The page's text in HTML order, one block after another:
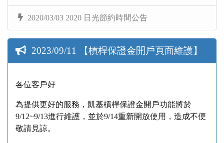
2020/03/03 2020 日光節約時間公告
2023/09/11 【槓桿保證金開戶頁面維護】
各位客戶好
為提供更好的服務，凱基槓桿保證金開戶功能將於
9/12~9/13進行維護，並於9/14重新開放使用，造成不便
敬請見諒。